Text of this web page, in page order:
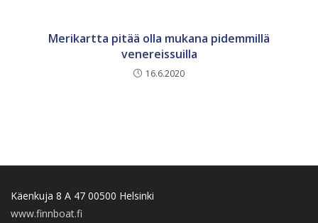
Merikartta pitää olla mukana pidemmillä
venereissuilla
16.6.2020
Käenkuja 8 A 47 00500 Helsinki
www.finnboat.fi